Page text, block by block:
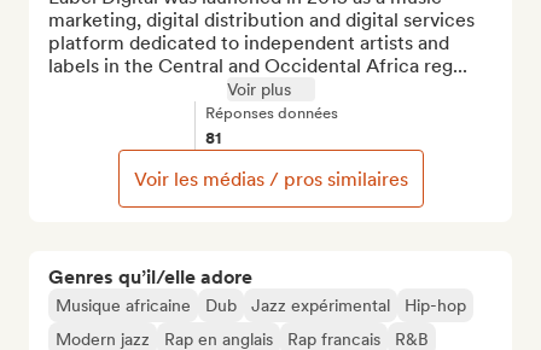
Genres qu’il/elle adore
Musique africaine Dub Jazz expérimental
Hip-hop
Modern jazz
Rap en anglais Rap francais
R&B
marketing, digital distribution and digital services
platform dedicated to independent artists and
labels in the Central and Occidental Africa reg...
Voir plus
Réponses données
81
Voir les médias / pros similaires